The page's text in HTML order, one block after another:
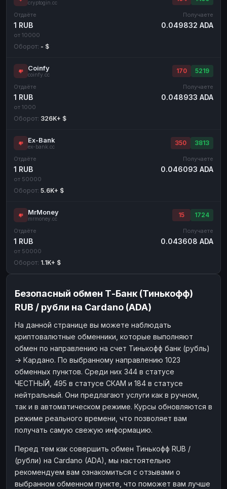
cryptogin.cc
Отдаёте
1 RUB
от 10000
Получаете
0.049832 ADA
Оборот: - $
Coinfy
coinfy.cc
170 5219
Отдаёте
1 RUB
от 1000
Получаете
0.048933 ADA
Оборот: 326K+ $
Ex-Bank
ex-bank.cc
350 3813
Отдаёте
1 RUB
от 50000
Получаете
0.046093 ADA
Оборот: 5.6K+ $
MrMoney
mrmoney.cc
15 1724
Отдаёте
1 RUB
от 50000
Получаете
0.043608 ADA
Оборот: 1.1K+ $
Безопасный обмен Т-Банк (Тинькофф)
RUB / рубли на Cardano (ADA)
На данной странице вы можете наблюдать
криптовалютные обменники, которые выполняют
обмен по направлению на счет Тинькофф банк (рубль)
→ Кардано. По выбранному направлению 1023
обменных пунктов. Среди них 344 в статусе
ЧЕСТНЫЙ, 495 в статусе СКАМ и 184 в статусе
нейтральный. Они предлагают услуги как в ручном,
так и в автоматическом режиме. Курсы обновляются в
режиме реального времени, что позволяет вам
получать самую свежую информацию.
Перед тем как совершить обмен Тинькофф RUB /
(рубли) на Cardano (ADA), мы настоятельно
рекомендуем вам ознакомиться с отзывами о
выбранном обменном пункте, что поможет вам лучше